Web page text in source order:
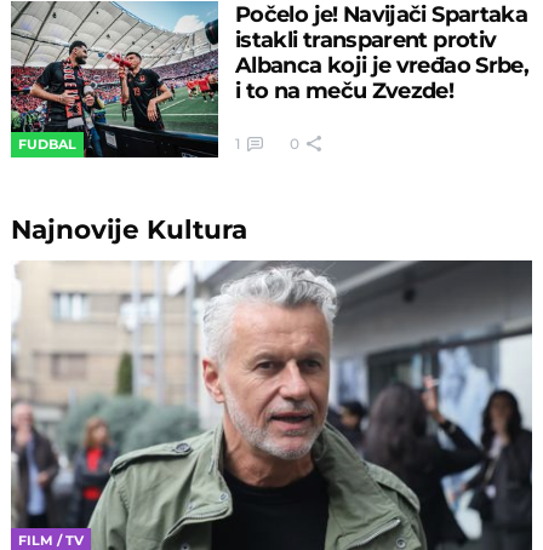
FUDBAL
Počelo je! Navijači Spartaka
istakli transparent protiv
Albanca koji je vređao Srbe,
i to na meču Zvezde!
1 0
Najnovije Kultura
FILM / TV